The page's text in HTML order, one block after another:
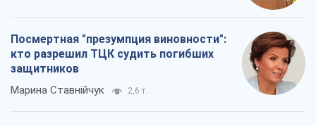
Посмертная "презумпция виновности":
кто разрешил ТЦК судить погибших
защитников
Марина Ставнійчук 2,6 т.